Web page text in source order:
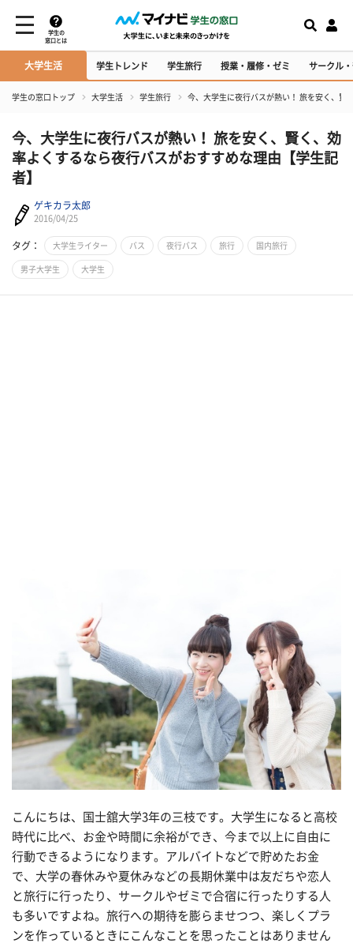
学生の
窓口とは
大学生活 学生トレンド 学生旅行 授業・履修・ゼミ サークル
学生の窓口トップ 大学生活 学生旅行 今、大学生に夜行バスが熱い！ 旅を安く、賢
今、大学生に夜行バスが熱い！ 旅を安く、賢く、効
率よくするなら夜行バスがおすすめな理由【学生記
者】
ゲキカラ太郎
2016/04/25
タグ： 大学生ライター バス 夜行バス 旅行 国内旅行
男子大学生 大学生
こんにちは、国士舘大学3年の三枝です。大学生になると高校
時代に比べ、お金や時間に余裕ができ、今まで以上に自由に
行動できるようになります。アルバイトなどで貯めたお金
で、大学の春休みや夏休みなどの長期休業中は友だちや恋人
と旅行に行ったり、サークルやゼミで合宿に行ったりする人
も多いですよね。旅行への期待を膨らませつつ、楽しくプラ
ンを作っているときにこんなことを思ったことはありません